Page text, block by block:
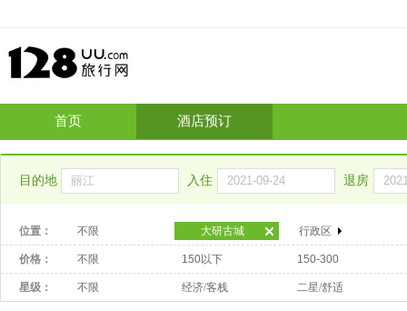
首页 酒店预订
目的地 入住 退房
位置： 不限 大研古城 行政区
价格： 不限 150以下 150-300
星级： 不限 经济/客栈 二星/舒适